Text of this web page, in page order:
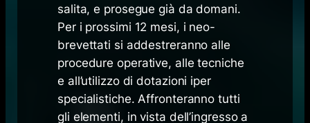
salita, e prosegue già da domani.
Per i prossimi 12 mesi, i neo-
brevettati si addestreranno alle
procedure operative, alle tecniche
e all’utilizzo di dotazioni iper
specialistiche. Affronteranno tutti
gli elementi, in vista dell’ingresso a